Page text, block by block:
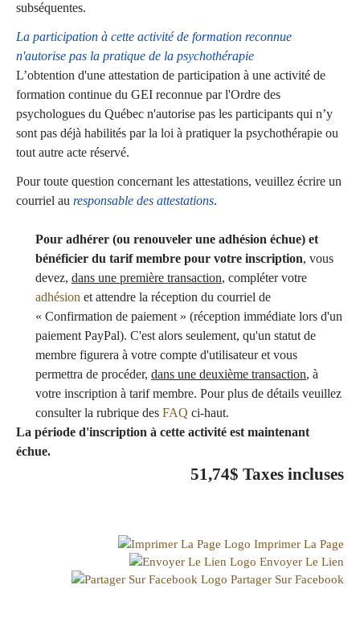
subséquentes.
La participation à cette activité de formation reconnue
n'autorise pas la pratique de la psychothérapie
L’obtention d'une attestation de participation à une activité de
formation continue du GEI reconnue par l'Ordre des
psychologues du Québec n'autorise pas les participants qui n’y
sont pas déjà habilités par la loi à pratiquer la psychothérapie ou
tout autre acte réservé.
Pour toute question concernant les attestations, veuillez écrire un
courriel au responsable des attestations.
Pour adhérer (ou renouveler une adhésion échue) et
bénéficier du tarif membre pour votre inscription, vous
devez, dans une première transaction, compléter votre
adhésion et attendre la réception du courriel de
« Confirmation de paiement » (réception immédiate lors d'un
paiement PayPal). C'est alors seulement, qu'un statut de
membre figurera à votre compte d'utilisateur et vous
permettra de procéder, dans une deuxième transaction, à
votre inscription à tarif membre. Pour plus de détails veuillez
consulter la rubrique des FAQ ci-haut.
La période d'inscription à cette activité est maintenant
échue.
51,74$ Taxes incluses
Imprimer La Page
Envoyer Le Lien
Partager Sur Facebook